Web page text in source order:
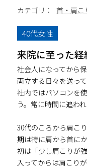
カテゴリ： 首・肩こ
40代女性
来院に至った経
社会人になってから
両立する日々を送っ
社内ではパソコンを
う。常に時間に追わ
30代のころから肩こ
期は特に肩から首に
初は「少し肩こりが
入ってからは肩こり